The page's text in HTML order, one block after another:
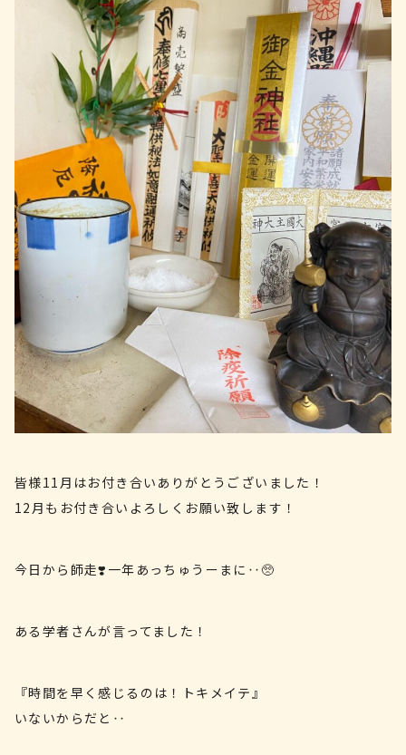
皆様11月はお付き合いありがとうございました！
12月もお付き合いよろしくお願い致します！
今日から師走❣️一年あっちゅうーまに‥🥺
ある学者さんが言ってました！
『時間を早く感じるのは！トキメイテ』
いないからだと‥